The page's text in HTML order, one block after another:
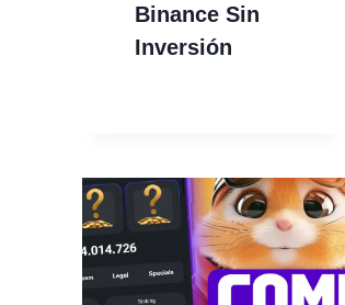
Binance Sin
Inversión